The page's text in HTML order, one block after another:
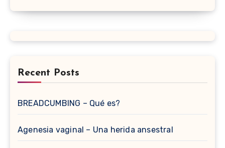
Recent Posts
BREADCUMBING – Qué es?
Agenesia vaginal – Una herida ansestral